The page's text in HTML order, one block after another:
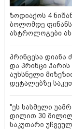
ზოდიაქოს 4
ბოლომდე
ასტროლოგები
პრინცესა დიანა
და პრინცი
აუხსნელი
დეტალებზე
"ეს სასმელი
დილით 30
საკუთარი